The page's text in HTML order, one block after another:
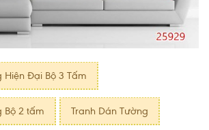
Hiện Đại Bộ 3 Tấm
Bộ 2 tấm Tranh Dán Tường